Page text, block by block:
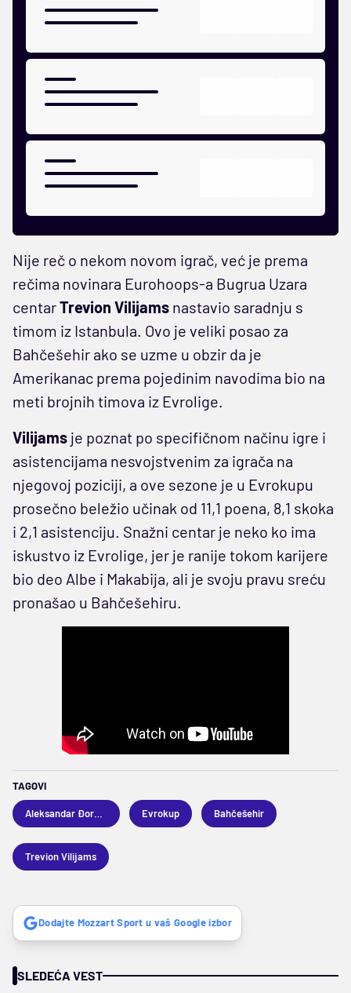
Nije reč o nekom novom igrač, već je prema
rečima novinara Eurohoops-a Bugrua Uzara
centarTrevion Vilijams nastavio saradnju s
timom iz Istanbula. Ovo je veliki posao za
Bahčešehir ako se uzme u obzir da je
Amerikanac prema pojedinim navodima bio na
meti brojnih timova iz Evrolige.
Vilijams je poznat po specifičnom načinu igre i
asistencijama nesvojstvenim za igrača na
njegovoj poziciji, a ove sezone je u Evrokupu
prosečno beležio učinak od 11,1 poena, 8,1 skoka
i 2,1 asistenciju. Snažni centar je neko ko ima
iskustvo iz Evrolige, jer je ranije tokom karijere
bio deo Albe i Makabija, ali je svoju pravu sreću
pronašao u Bahčešehiru.
TAGOVI
Evrokup Bahčešehir
Trevion Vilijams
Dodajte Mozzart Sport u vaš Google izbor
SLEDEĆA VEST